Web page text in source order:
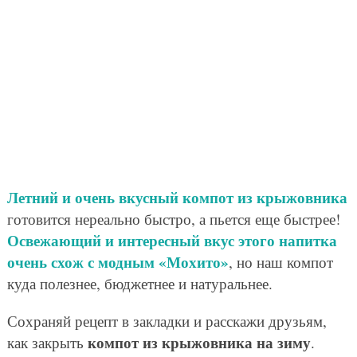
Летний и очень вкусный компот из крыжовника
готовится нереально быстро, а пьется еще быстрее!
Освежающий и интересный вкус этого напитка
очень схож с модным «Мохито», но наш компот
куда полезнее, бюджетнее и натуральнее.
Сохраняй рецепт в закладки и расскажи друзьям,
как закрыть компот из крыжовника на зиму.